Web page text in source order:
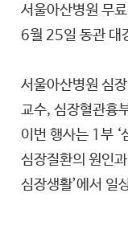
서울아산병원 무
6월 25일 동관 대
서울아산병원 심
교수, 심장혈관흉
이번 행사는 1부 ‘
심장질환의 원인
심장생활’에서 일